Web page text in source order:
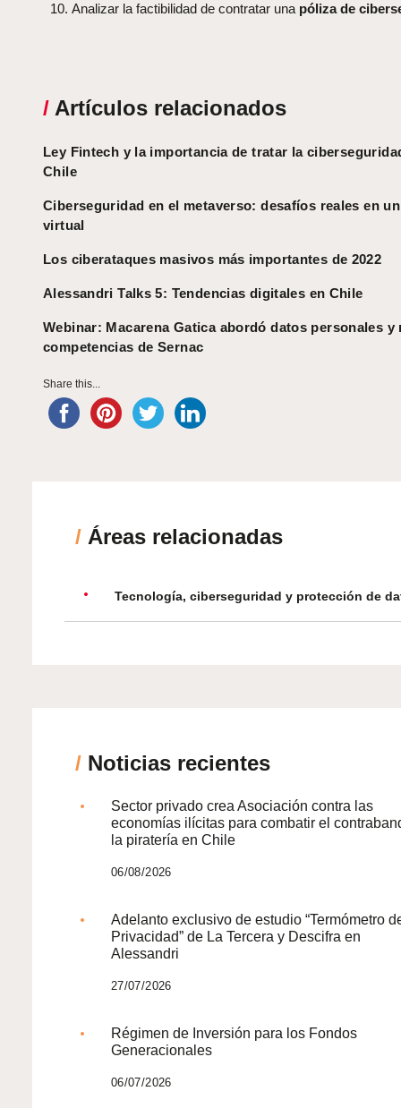
Analizar la factibilidad de contratar una póliza de
/ Artículos relacionados
Ley Fintech y la importancia de tratar la
Chile
Ciberseguridad en el metaverso: desafíos reales en
virtual
Los ciberataques masivos más importantes de 2022
Alessandri Talks 5: Tendencias digitales en Chile
Webinar: Macarena Gatica abordó datos personales y
competencias de Sernac
Share this...
/ Áreas relacionadas
Tecnología, ciberseguridad y protección de
/ Noticias recientes
Sector privado crea Asociación contra las
economías ilícitas para combatir el
la piratería en Chile
06/08/2026
Adelanto exclusivo de estudio “Termómetro
Privacidad” de La Tercera y Descifra en
Alessandri
27/07/2026
Régimen de Inversión para los Fondos
Generacionales
06/07/2026